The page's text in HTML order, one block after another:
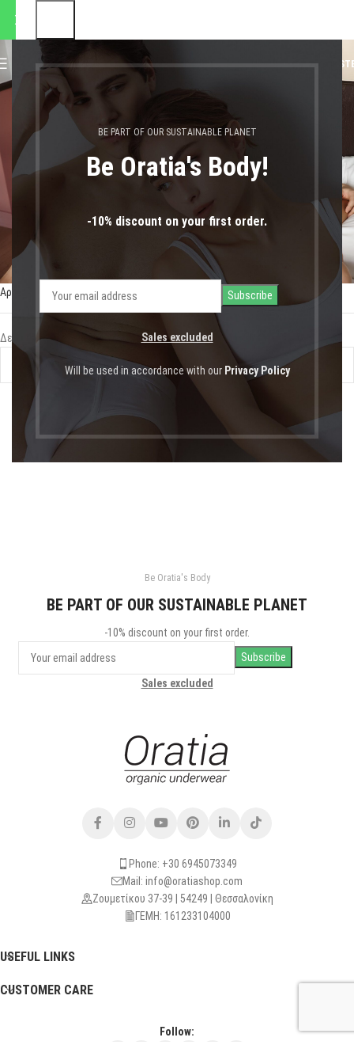
BE PART OF OUR SUSTAINABLE PLANET
Be Oratia's Body!
-10% discount on your first order.
Sales excluded
Will be used in accordance with our Privacy Policy
MENU 0,00€ LOGIN /
Valentine’s gift box
Αρχική σελίδα Shop Προϊόντα με ετικέτα “Valentine’s gift box”
Δεν βρέθηκε κανένα προϊόν που να ταιριάζει με την επιλογή σας.
Be Oratia's Body
BE PART OF OUR SUSTAINABLE PLANET
-10% discount on your first order.
Sales excluded
Phone: +30 6945073349
Mail: info@oratiashop.com
Ζουμετίκου 37-39 | 54249 | Θεσσαλονίκη
ΓΕΜΗ: 161233104000
USEFUL LINKS
CUSTOMER CARE
Follow:
θα